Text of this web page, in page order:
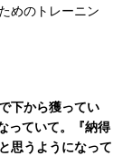
めのトレーニン
下から獲ってい
っていて。『納得
思うようになって